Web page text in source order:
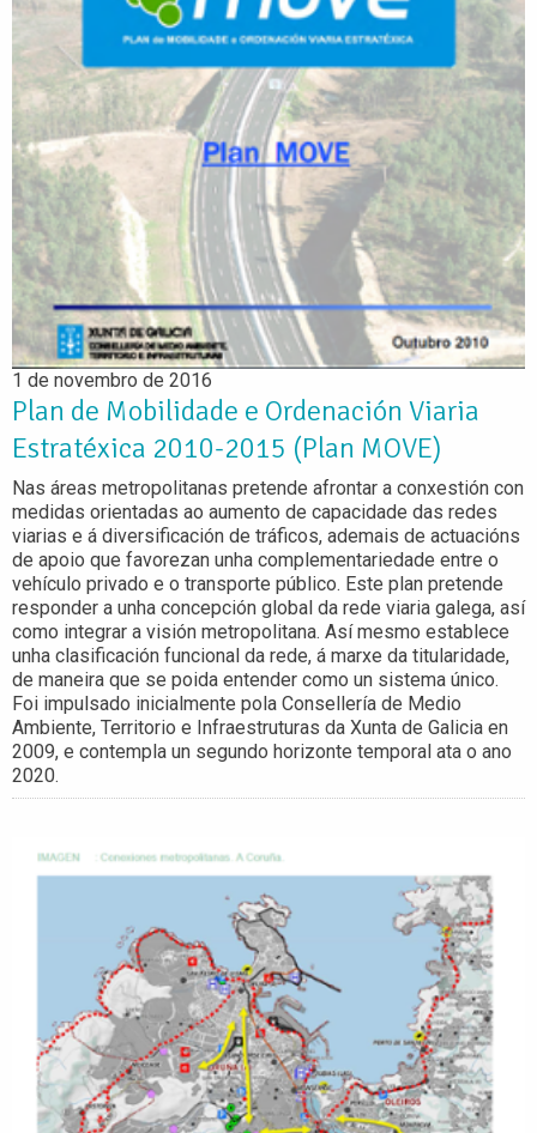
1 de novembro de 2016
Plan de Mobilidade e Ordenación Viaria
Estratéxica 2010-2015 (Plan MOVE)
Nas áreas metropolitanas pretende afrontar a conxestión con
medidas orientadas ao aumento de capacidade das redes
viarias e á diversificación de tráficos, ademais de actuacións
de apoio que favorezan unha complementariedade entre o
vehículo privado e o transporte público. Este plan pretende
responder a unha concepción global da rede viaria galega, así
como integrar a visión metropolitana. Así mesmo establece
unha clasificación funcional da rede, á marxe da titularidade,
de maneira que se poida entender como un sistema único.
Foi impulsado inicialmente pola Consellería de Medio
Ambiente, Territorio e Infraestruturas da Xunta de Galicia en
2009, e contempla un segundo horizonte temporal ata o ano
2020.